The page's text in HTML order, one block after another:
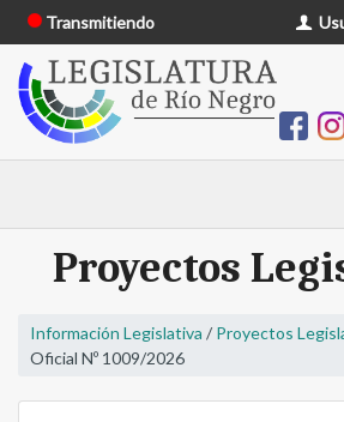
Transmitiendo
Proyectos
Información Legislativa / Proyectos
Oficial Nº 1009/2026